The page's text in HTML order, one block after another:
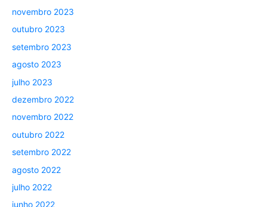
novembro 2023
outubro 2023
setembro 2023
agosto 2023
julho 2023
dezembro 2022
novembro 2022
outubro 2022
setembro 2022
agosto 2022
julho 2022
junho 2022